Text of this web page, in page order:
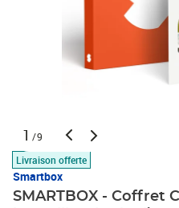
1 /9
Livraison offerte
Smartbox
SMARTBOX - Coffret